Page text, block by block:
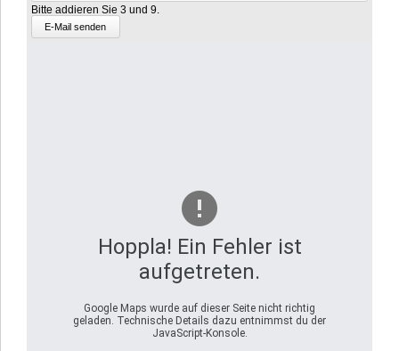
8
und
4.
Bitte addieren Sie 3 und 9.
Hoppla! Ein Fehler ist
aufgetreten.
Google Maps wurde auf dieser Seite nicht richtig
geladen. Technische Details dazu entnimmst du der
JavaScript-Konsole.